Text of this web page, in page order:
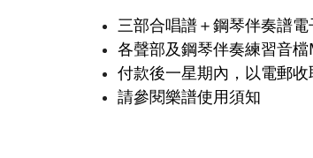
三部合唱譜＋鋼琴伴奏譜電
各聲部及鋼琴伴奏練習音檔
付款後一星期內，以電郵
請參閱樂譜使用須知